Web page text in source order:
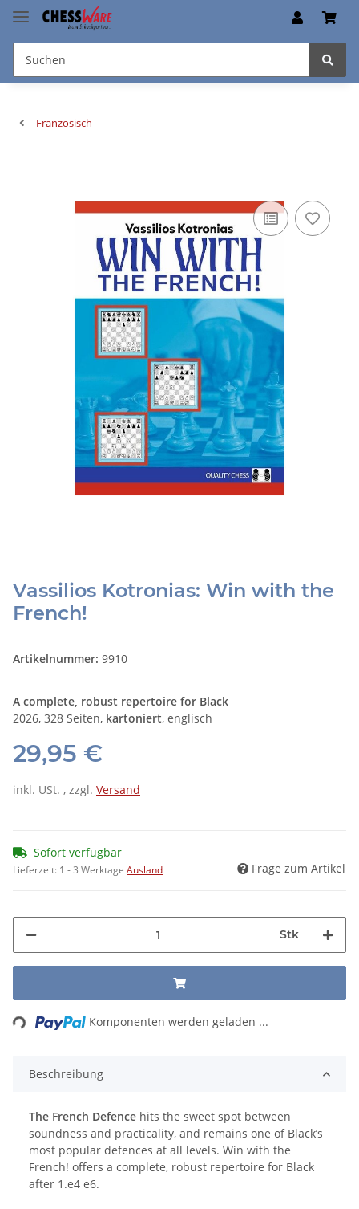
Französisch
Vassilios Kotronias: Win with the
French!
Artikelnummer: 9910
A complete, robust repertoire for Black
2026, 328 Seiten, kartoniert, englisch
29,95 €
inkl. USt. , zzgl. Versand
Sofort verfügbar
Lieferzeit: 1 - 3 Werktage Ausland Frage zum Artikel
Stk
Loading... Komponenten werden geladen ...
Beschreibung
The French Defence hits the sweet spot between
soundness and practicality, and remains one of Black’s
most popular defences at all levels. Win with the
French! offers a complete, robust repertoire for Black
after 1.e4 e6.